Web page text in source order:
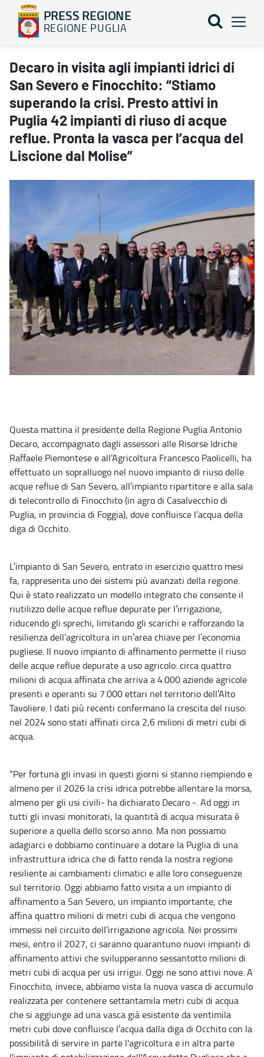
PRESS REGIONE
REGIONE PUGLIA
Decaro in visita agli impianti idrici di San Severo e Finocchito:
Decaro in visita agli impianti idrici di
San Severo e Finocchito: “Stiamo
superando la crisi. Presto attivi in
Puglia 42 impianti di riuso di acque
reflue. Pronta la vasca per l’acqua del
Liscione dal Molise”
Questa mattina il presidente della Regione Puglia Antonio
Decaro, accompagnato dagli assessori alle Risorse Idriche
Raffaele Piemontese e all’Agricoltura Francesco Paolicelli, ha
effettuato un sopralluogo nel nuovo impianto di riuso delle
acque reflue di San Severo, all’impianto ripartitore e alla sala
di telecontrollo di Finocchito (in agro di Casalvecchio di
Puglia, in provincia di Foggia), dove confluisce l’acqua della
diga di Occhito.
L’impianto di San Severo, entrato in esercizio quattro mesi
fa, rappresenta uno dei sistemi più avanzati della regione.
Qui è stato realizzato un modello integrato che consente il
riutilizzo delle acque reflue depurate per l’irrigazione,
riducendo gli sprechi, limitando gli scarichi e rafforzando la
resilienza dell’agricoltura in un’area chiave per l’economia
pugliese. Il nuovo impianto di affinamento permette il riuso
delle acque reflue depurate a uso agricolo: circa quattro
milioni di acqua affinata che arriva a 4.000 aziende agricole
presenti e operanti su 7.000 ettari nel territorio dell’Alto
Tavoliere. I dati più recenti confermano la crescita del riuso:
nel 2024 sono stati affinati circa 2,6 milioni di metri cubi di
acqua.
“Per fortuna gli invasi in questi giorni si stanno riempiendo e
almeno per il 2026 la crisi idrica potrebbe allentare la morsa,
almeno per gli usi civili- ha dichiarato Decaro -. Ad oggi in
tutti gli invasi monitorati, la quantità di acqua misurata è
superiore a quella dello scorso anno. Ma non possiamo
adagiarci e dobbiamo continuare a dotare la Puglia di una
infrastruttura idrica che di fatto renda la nostra regione
resiliente ai cambiamenti climatici e alle loro conseguenze
sul territorio. Oggi abbiamo fatto visita a un impianto di
affinamento a San Severo, un impianto importante, che
affina quattro milioni di metri cubi di acqua che vengono
immessi nel circuito dell’irrigazione agricola. Nei prossimi
mesi, entro il 2027, ci saranno quarantuno nuovi impianti di
affinamento attivi che svilupperanno sessantotto milioni di
metri cubi di acqua per usi irrigui. Oggi ne sono attivi nove. A
Finocchito, invece, abbiamo vista la nuova vasca di accumulo
realizzata per contenere settantamila metri cubi di acqua
che si aggiunge ad una vasca già esistente da ventimila
metri cubi dove confluisce l’acqua dalla diga di Occhito con la
possibilità di servire in parte l'agricoltura e in altra parte